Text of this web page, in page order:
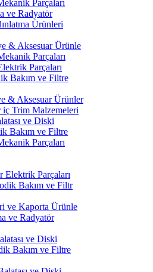
Parçaları
ve Radyatör
Ürünleri
& Aksesuar Ürünle
Parçaları
Parçaları
Bakım ve Filtre
& Aksesuar Ürünler
Trim Malzemeleri
ve Diski
Bakım ve Filtre
Parçaları
Parçaları
Bakım ve Filtr
ve Kaporta Ürünle
ve Radyatör
ve Diski
Bakım ve Filtre